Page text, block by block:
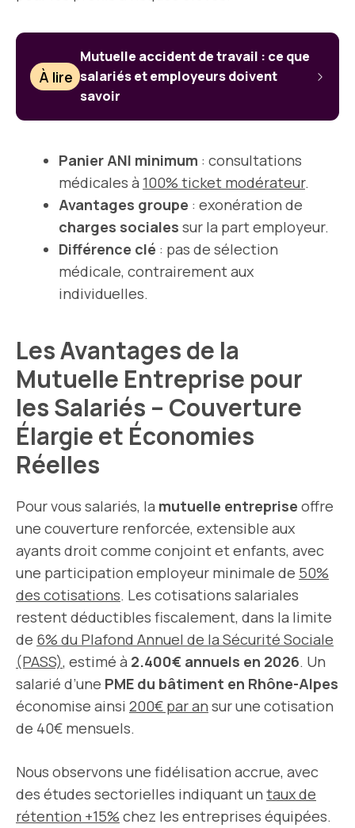
À lire
Mutuelle accident de travail : ce que
salariés et employeurs doivent
savoir
Panier ANI minimum : consultations
médicales à 100% ticket modérateur.
Avantages groupe : exonération de
charges sociales sur la part employeur.
Différence clé : pas de sélection
médicale, contrairement aux
individuelles.
Les Avantages de la
Mutuelle Entreprise pour
les Salariés – Couverture
Élargie et Économies
Réelles
Pour vous salariés, la mutuelle entreprise offre
une couverture renforcée, extensible aux
ayants droit comme conjoint et enfants, avec
une participation employeur minimale de 50%
des cotisations. Les cotisations salariales
restent déductibles fiscalement, dans la limite
de 6% du Plafond Annuel de la Sécurité Sociale
(PASS), estimé à 2.400€ annuels en 2026. Un
salarié d’une PME du bâtiment en Rhône-Alpes
économise ainsi 200€ par an sur une cotisation
de 40€ mensuels.
Nous observons une fidélisation accrue, avec
des études sectorielles indiquant un taux de
rétention +15% chez les entreprises équipées.